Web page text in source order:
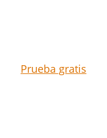
Prueba gratis